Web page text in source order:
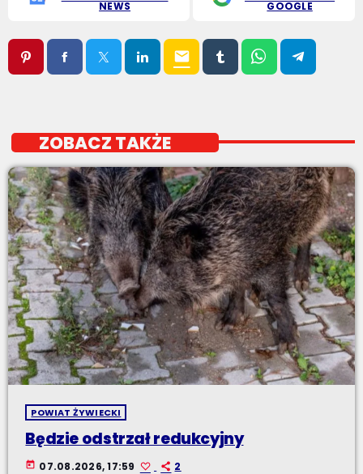
NEWS GOOGLE
email
ZOBACZ TAKŻE
POWIAT ŻYWIECKI
Będzie odstrzał redukcyjny
today 07.08.2026, 17:59 2